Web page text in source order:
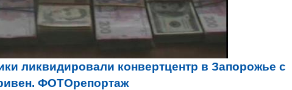
ликвидировали конвертцентр в Запорожье с
ФОТОрепортаж